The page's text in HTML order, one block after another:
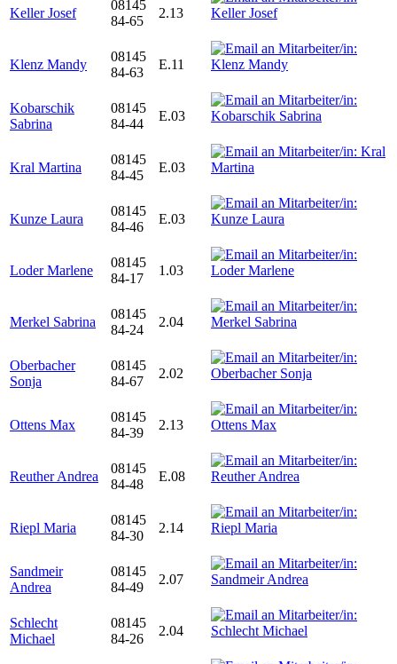
Keller Josef
08145
84-65
2.13
Klenz Mandy
08145
84-63
E.11
Kobarschik
Sabrina
08145
84-44
E.03
Kral Martina
08145
84-45
E.03
Kunze Laura
08145
84-46
E.03
Loder Marlene
08145
84-17
1.03
Merkel Sabrina
08145
84-24
2.04
Oberbacher
Sonja
08145
84-67
2.02
Ottens Max
08145
84-39
2.13
Reuther Andrea
08145
84-48
E.08
Riepl Maria
08145
84-30
2.14
Sandmeir
Andrea
08145
84-49
2.07
Schlecht
Michael
08145
84-26
2.04